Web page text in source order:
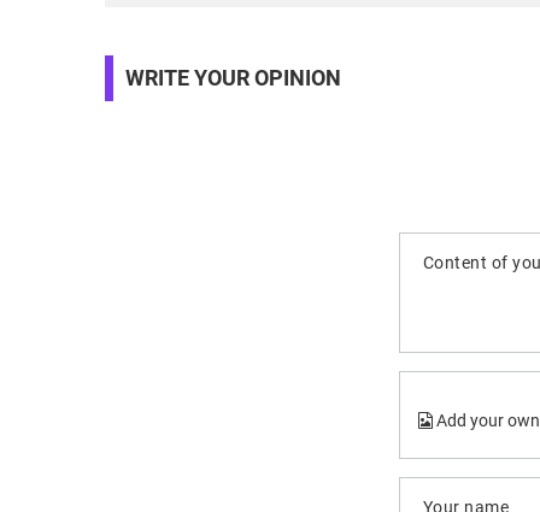
WRITE YOUR OPINION
Content of
Add your
Your name